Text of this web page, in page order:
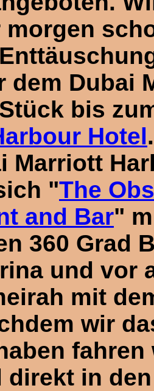
morgen
dem Dubai
bis
Hotel
Marriott
"The
and Bar"
360 Grad
und vor
mit
wir
direkt in